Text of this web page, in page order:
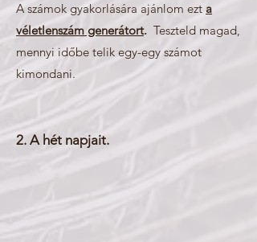
A számok gyakorlására ajánlom ezt a
véletlenszám generátort. Teszteld magad,
mennyi időbe telik egy-egy számot
kimondani.
2. A hét napjait.